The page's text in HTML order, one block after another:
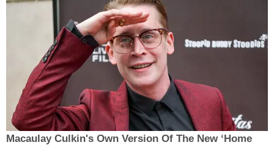
Macaulay Culkin's Own Version Of The New ‘Home